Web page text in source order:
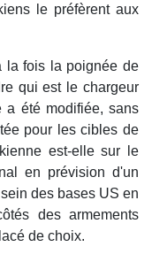
le préfèrent aux
la fois la poignée de
qui est le chargeur
a été modifiée, sans
pour les cibles de
est-elle sur le
en prévision d'un
des bases US en
des armements
de choix.